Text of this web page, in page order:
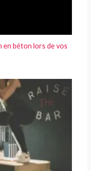
en béton lors de vos